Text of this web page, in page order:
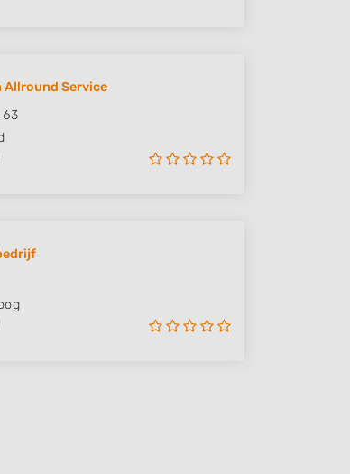
Allround Service
63